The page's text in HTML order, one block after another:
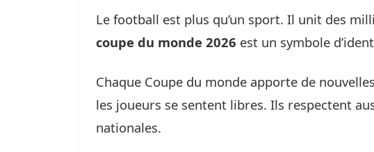
Le football est plus qu’un sport. Il unit des
coupe du monde 2026 est un symbole
Chaque Coupe du monde apporte de
les joueurs se sentent libres. Ils respectent
nationales.